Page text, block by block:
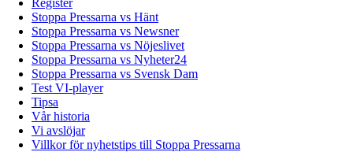
Register
Stoppa Pressarna vs Hänt
Stoppa Pressarna vs Newsner
Stoppa Pressarna vs Nöjeslivet
Stoppa Pressarna vs Nyheter24
Stoppa Pressarna vs Svensk Dam
Test VI-player
Tipsa
Vår historia
Vi avslöjar
Villkor för nyhetstips till Stoppa Pressarna